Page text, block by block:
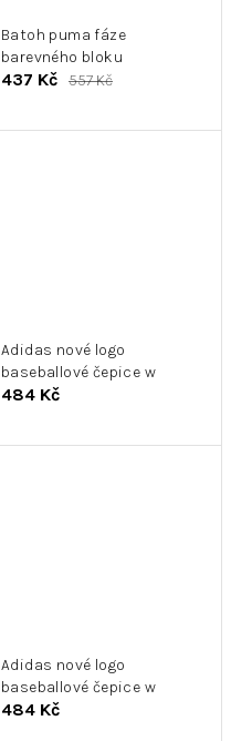
Batoh puma fáze
barevného bloku
437 Kč 557 Kč
Adidas nové logo
baseballové čepice w
484 Kč
Adidas nové logo
baseballové čepice w
484 Kč